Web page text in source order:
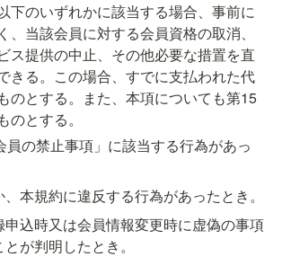
下のいずれかに該当する場合、事前に
、当該会員に対する会員資格の取消、
ス提供の中止、その他必要な措置を直
きる。この場合、すでに支払われた代
のとする。また、本項についても第15
とする。
の禁止事項」に該当する行為があっ
本規約に違反する行為があったとき。
込時又は会員情報変更時に虚偽の事項
が判明したとき。